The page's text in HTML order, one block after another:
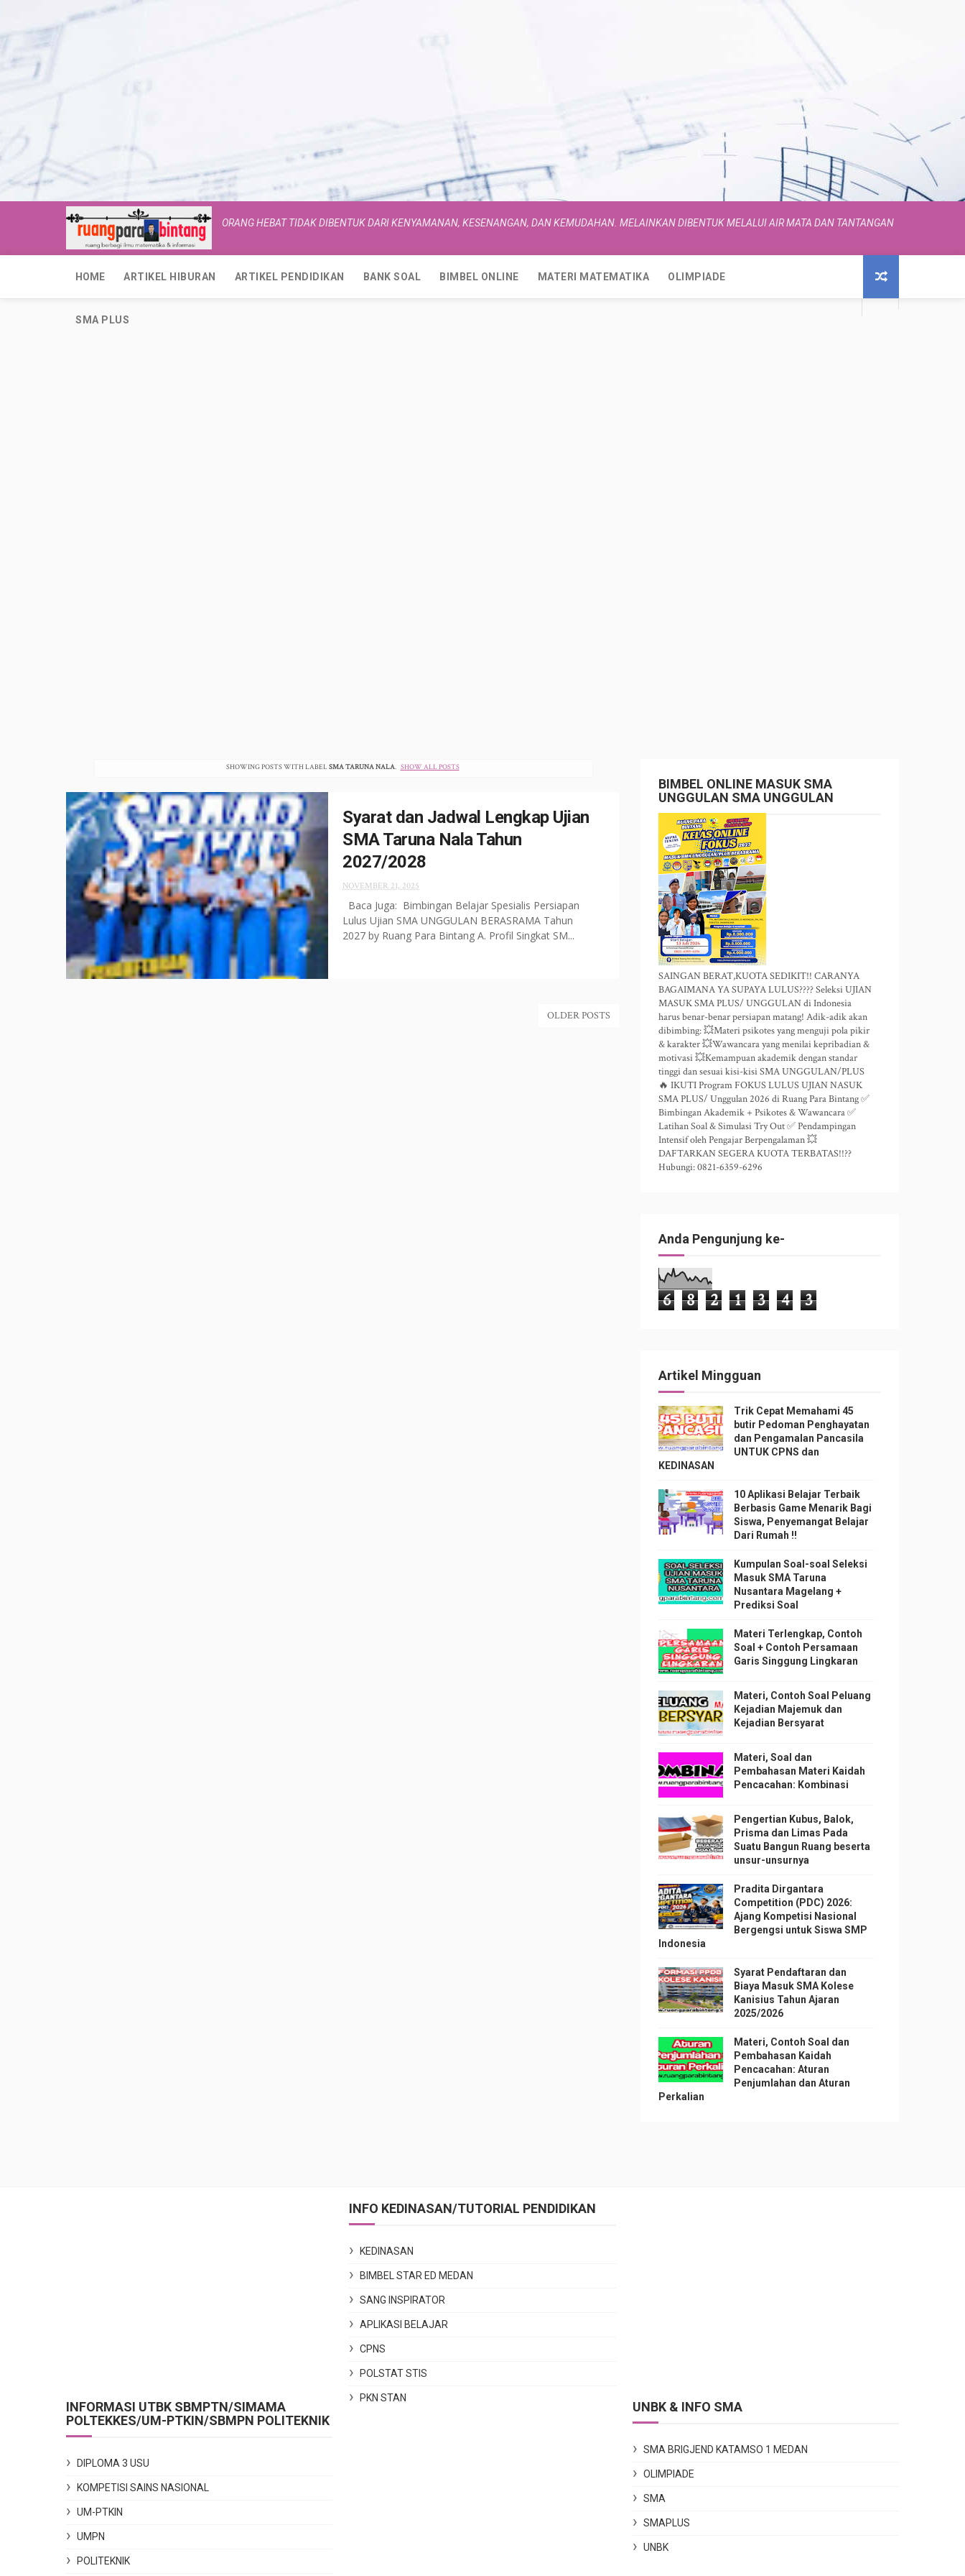
ORANG HEBAT TIDAK DIBENTUK DARI KENYAMANAN, KESENANGAN, DAN KEMUDAHAN. MELAINKAN DIBENTUK MELALUI AIR MATA DAN TANTANGAN
HOME ARTIKEL HIBURAN ARTIKEL PENDIDIKAN BANK SOAL BIMBEL ONLINE MATERI MATEMATIKA OLIMPIADE
SMA PLUS
SHOWING POSTS WITH LABELSMA TARUNA NALA. SHOW ALL POSTS
Syarat dan Jadwal Lengkap Ujian
SMA Taruna Nala Tahun
2027/2028
NOVEMBER 21, 2025
Baca Juga: Bimbingan Belajar Spesialis Persiapan
Lulus Ujian SMA UNGGULAN BERASRAMA Tahun
2027 by Ruang Para Bintang A. Profil Singkat SM...
OLDER POSTS
BIMBEL ONLINE MASUK SMA
UNGGULAN SMA UNGGULAN
SAINGAN BERAT,KUOTA SEDIKIT!! CARANYA
BAGAIMANA YA SUPAYA LULUS???? Seleksi UJIAN
MASUK SMA PLUS/ UNGGULAN di Indonesia
harus benar-benar persiapan matang! Adik-adik akan
dibimbing: 💥Materi psikotes yang menguji pola pikir
& karakter 💥Wawancara yang menilai kepribadian &
motivasi 💥Kemampuan akademik dengan standar
tinggi dan sesuai kisi-kisi SMA UNGGULAN/PLUS
🔥 IKUTI Program FOKUS LULUS UJIAN NASUK
SMA PLUS/ Unggulan 2026 di Ruang Para Bintang ✅
Bimbingan Akademik + Psikotes & Wawancara ✅
Latihan Soal & Simulasi Try Out ✅ Pendampingan
Intensif oleh Pengajar Berpengalaman 💥
DAFTARKAN SEGERA KUOTA TERBATAS!!??
Hubungi: 0821-6359-6296
Anda Pengunjung ke-
6 8 2 1 3 4 3
Artikel Mingguan
Trik Cepat Memahami 45
butir Pedoman Penghayatan
dan Pengamalan Pancasila
UNTUK CPNS dan
KEDINASAN
10 Aplikasi Belajar Terbaik
Berbasis Game Menarik Bagi
Siswa, Penyemangat Belajar
Dari Rumah !!
Kumpulan Soal-soal Seleksi
Masuk SMA Taruna
Nusantara Magelang +
Prediksi Soal
Materi Terlengkap, Contoh
Soal + Contoh Persamaan
Garis Singgung Lingkaran
Materi, Contoh Soal Peluang
Kejadian Majemuk dan
Kejadian Bersyarat
Materi, Soal dan
Pembahasan Materi Kaidah
Pencacahan: Kombinasi
Pengertian Kubus, Balok,
Prisma dan Limas Pada
Suatu Bangun Ruang beserta
unsur-unsurnya
Pradita Dirgantara
Competition (PDC) 2026:
Ajang Kompetisi Nasional
Bergengsi untuk Siswa SMP
Indonesia
Syarat Pendaftaran dan
Biaya Masuk SMA Kolese
Kanisius Tahun Ajaran
2025/2026
Materi, Contoh Soal dan
Pembahasan Kaidah
Pencacahan: Aturan
Penjumlahan dan Aturan
Perkalian
INFORMASI UTBK SBMPTN/SIMAMA
POLTEKKES/UM-PTKIN/SBMPN POLITEKNIK
DIPLOMA 3 USU
KOMPETISI SAINS NASIONAL
UM-PTKIN
UMPN
POLITEKNIK
INFO KEDINASAN/TUTORIAL PENDIDIKAN
KEDINASAN
BIMBEL STAR ED MEDAN
SANG INSPIRATOR
APLIKASI BELAJAR
CPNS
POLSTAT STIS
PKN STAN
UNBK & INFO SMA
SMA BRIGJEND KATAMSO 1 MEDAN
OLIMPIADE
SMA
SMAPLUS
UNBK